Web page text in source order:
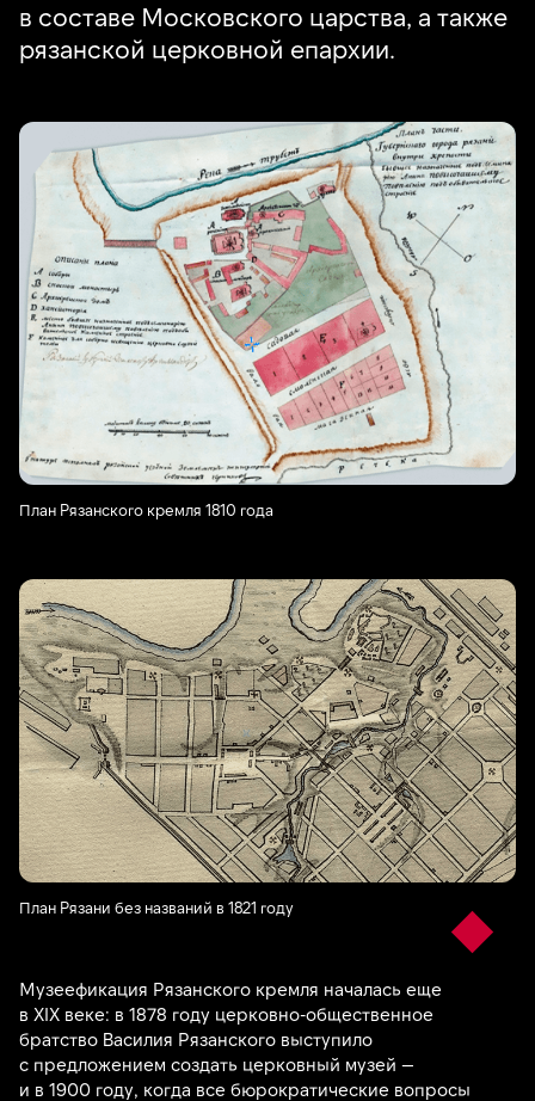
в составе Московского царства, а также
рязанской церковной епархии.
План Рязанского кремля 1810 года
План Рязани без названий в 1821 году
Музеефикация Рязанского кремля началась еще
в XIX веке: в 1878 году церковно-общественное
братство Василия Рязанского выступило
с предложением создать церковный музей —
и в 1900 году, когда все бюрократические вопросы